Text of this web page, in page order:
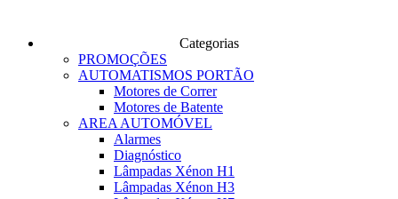
Categorias
PROMOÇÕES
AUTOMATISMOS PORTÃO
Motores de Correr
Motores de Batente
AREA AUTOMÓVEL
Alarmes
Diagnóstico
Lâmpadas Xénon H1
Lâmpadas Xénon H3